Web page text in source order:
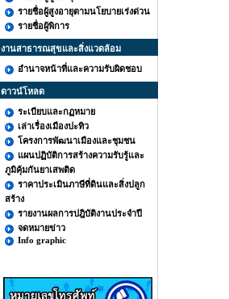
รายชื่อผู้สูงอายุตามนโยบายเร่งด่วน
รายชื่อผู้พิการ
งานสาธารณสุขและสิ่งแวดล้อม
อำนาจหน้าที่และความรับผิดชอบ
ดาวน์โหลด
ระเบียบและกฏหมาย
เล่าเรื่องเมืองปะทิว
โครงการพัฒนาเมืองและชุมชน
แผนปฏิบัติการสร้างความรับรู้และ
ภูมิคุ้มกันยาเสพติด
ราคาประเมินภาษีที่ดินและสิ่งปลูก
สร้าง
รายงานผลการปฎิบัติงานประจำปี
จดหมายข่าว
Info graphic